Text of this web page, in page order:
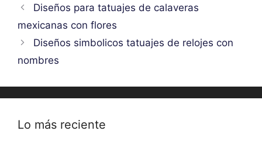
Diseños para tatuajes de calaveras
mexicanas con flores
Diseños simbolicos tatuajes de relojes con
nombres
Lo más reciente